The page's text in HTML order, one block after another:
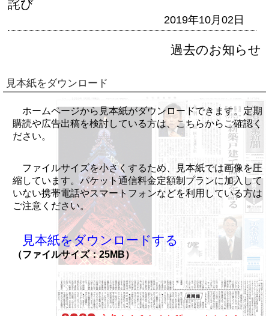
詫び
2019年10月02日
過去のお知らせ
見本紙をダウンロード
ホームページから見本紙がダウンロードできます。定期
購読や広告出稿を検討している方は、こちらからご確認く
ださい。
ファイルサイズを小さくするため、見本紙では画像を圧
縮しています。パケット通信料金定額制プランに加入して
いない携帯電話やスマートフォンなどを利用している方は
ご注意ください。
見本紙をダウンロードする
（ファイルサイズ：25MB）